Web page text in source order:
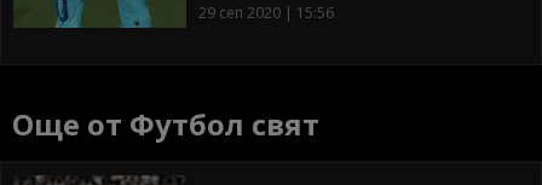
29 сеп 2020 | 15:56
Още от Футбол свят